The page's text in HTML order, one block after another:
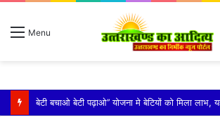
Menu
विशिष्ट पहचान बना रही है आदि कैलाश परिक्रमा: महाराज